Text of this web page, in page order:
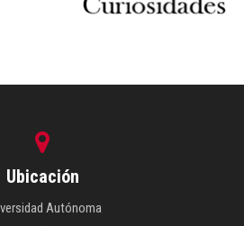
Ubicación
Autónoma